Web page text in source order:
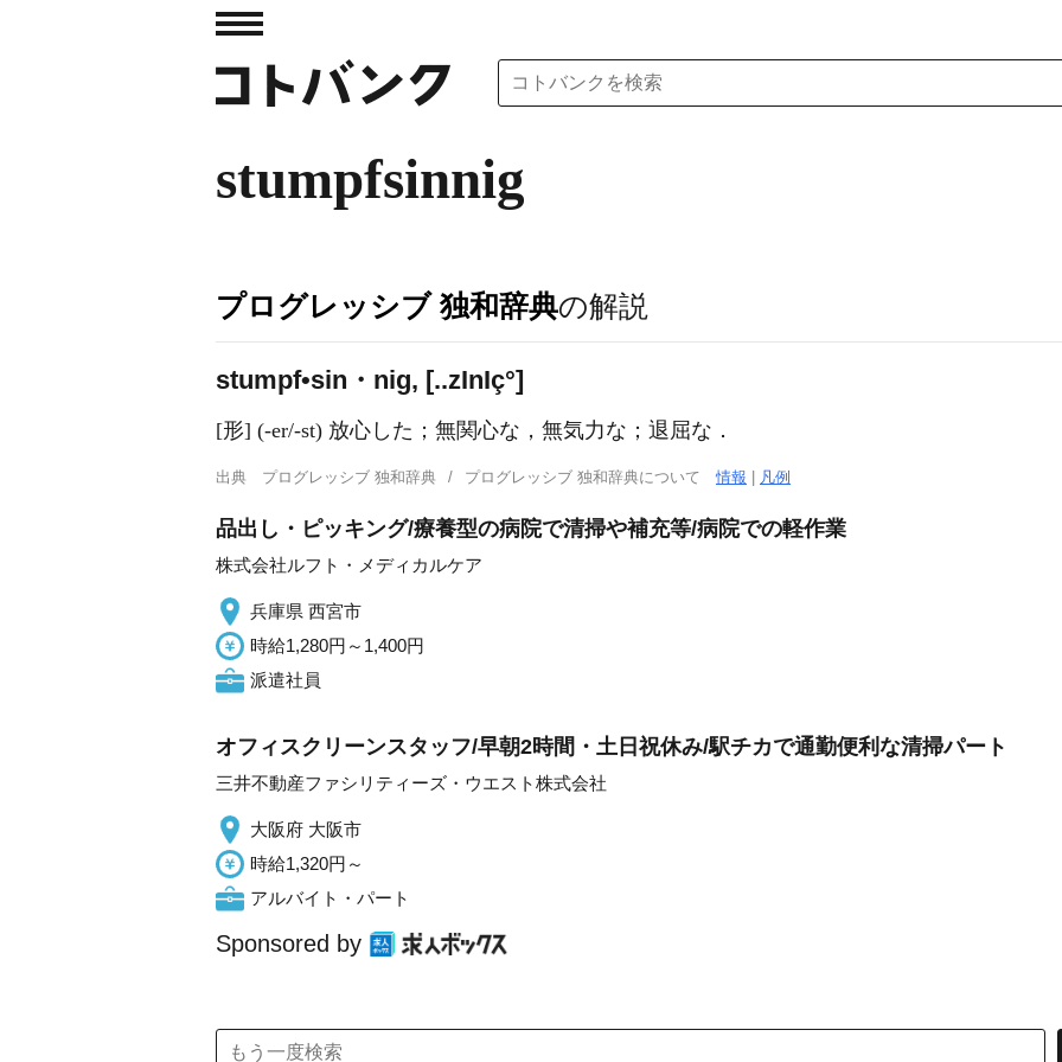
stumpfsinnig
プログレッシブ 独和辞典の解説
stumpf•sin・nig, [..zInIç°]
[形] (-er/-st) 放心した；無関心な，無気力な；退屈な．
出典 プログレッシブ 独和辞典 プログレッシブ 独和辞典について情報 凡例
品出し・ピッキング/療養型の病院で清掃や補充等/病院での軽作業
株式会社ルフト・メディカルケア
兵庫県 西宮市
時給1,280円～1,400円
派遣社員
オフィスクリーンスタッフ/早朝2時間・土日祝休み/駅チカで通勤便利な清掃パート
三井不動産ファシリティーズ・ウエスト株式会社
大阪府 大阪市
時給1,320円～
アルバイト・パート
Sponsored by